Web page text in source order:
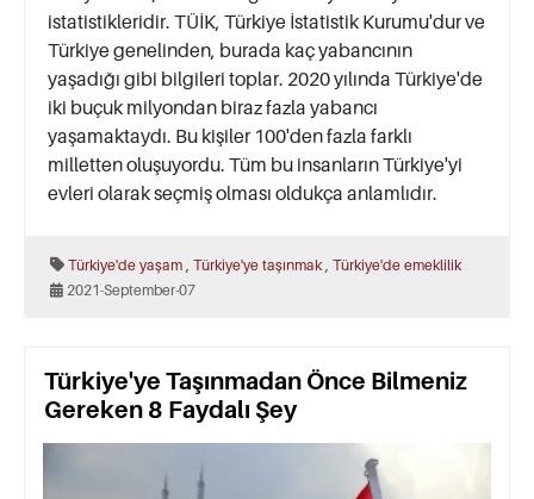
istatistikleridir. TÜİK, Türkiye İstatistik Kurumu'dur ve
Türkiye genelinden, burada kaç yabancının
yaşadığı gibi bilgileri toplar. 2020 yılında Türkiye'de
iki buçuk milyondan biraz fazla yabancı
yaşamaktaydı. Bu kişiler 100'den fazla farklı
milletten oluşuyordu. Tüm bu insanların Türkiye'yi
evleri olarak seçmiş olması oldukça anlamlıdır.
Türkiye'de yaşam Türkiye'ye taşınmak Türkiye'de emeklilik
2021-September-07
Türkiye'ye Taşınmadan Önce Bilmeniz
Gereken 8 Faydalı Şey